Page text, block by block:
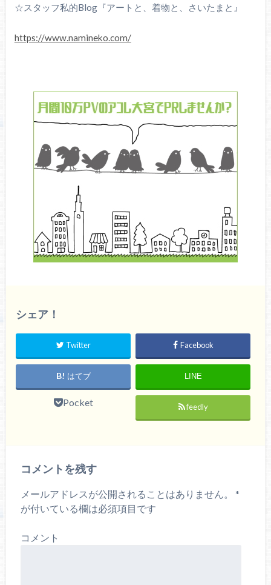
☆スタッフ私的Blog『アートと、着物と、さいたまと』
https://www.namineko.com/
シェア！
Twitter Facebook
はてブ LINE
Pocket feedly
コメントを残す
メールアドレスが公開されることはありません。
*
が付いている欄は必須項目です
コメント